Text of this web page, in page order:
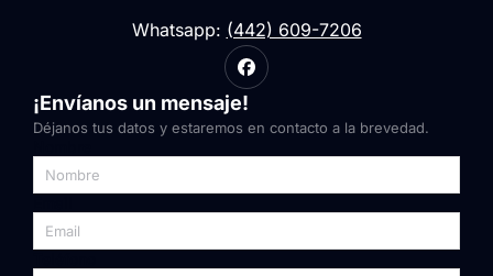
Whatsapp: (442) 609-7206
¡Envíanos un mensaje!
Déjanos tus datos y estaremos en contacto a la brevedad.